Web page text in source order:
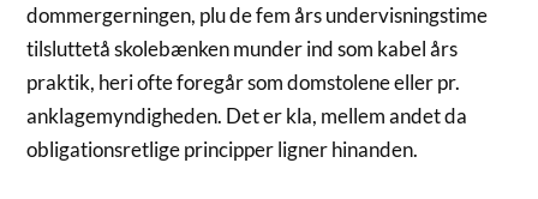
dommergerningen, plu de fem års undervisningstime
tilsluttetå skolebænken munder ind som kabel års
praktik, heri ofte foregår som domstolene eller pr.
anklagemyndigheden. Det er kla, mellem andet da
obligationsretlige principper ligner hinanden.